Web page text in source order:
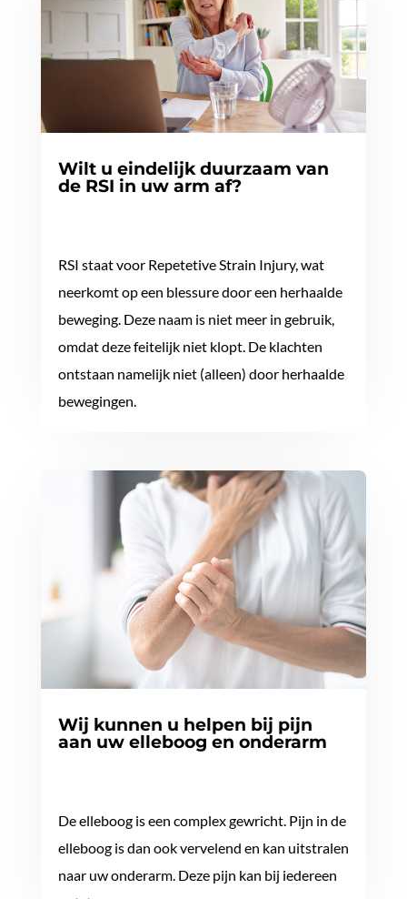
Wilt u eindelijk duurzaam van
de RSI in uw arm af?
RSI staat voor Repetetive Strain Injury, wat
neerkomt op een blessure door een herhaalde
beweging. Deze naam is niet meer in gebruik,
omdat deze feitelijk niet klopt. De klachten
ontstaan namelijk niet (alleen) door herhaalde
bewegingen.
Wij kunnen u helpen bij pijn
aan uw elleboog en onderarm
De elleboog is een complex gewricht. Pijn in de
elleboog is dan ook vervelend en kan uitstralen
naar uw onderarm. Deze pijn kan bij iedereen